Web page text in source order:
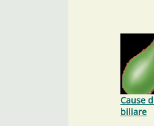
Cause
biliare